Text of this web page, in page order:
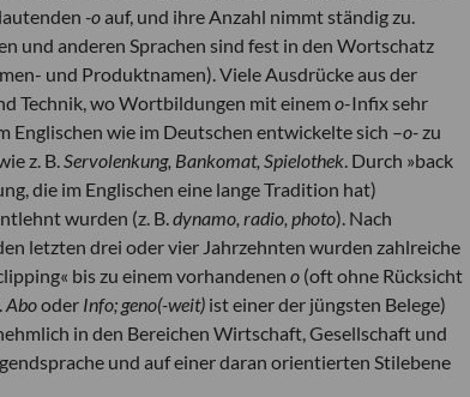
-oauf, und ihre Anzahl nimmt ständig zu.
und anderen Sprachen sind fest in den Wortschatz
und Produktnamen). Viele Ausdrücke aus der
Technik, wo Wortbildungen mit einem o-Infix sehr
Englischen wie im Deutschen entwickelte sich –o-zu
z. B.Servolenkung, Bankomat, Spielothek. Durch »back
die im Englischen eine lange Tradition hat)
wurden (z. B.dynamo, radio, photo). Nach
letzten drei oder vier Jahrzehnten wurden zahlreiche
bis zu einem vorhandenen o (oft ohne Rücksicht
Abooder Info; geno(-weit) ist einer der jüngsten Belege)
in den Bereichen Wirtschaft, Gesellschaft und
und auf einer daran orientierten Stilebene